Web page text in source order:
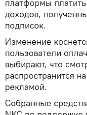
платформы
доходов,
подписок.
Изменение
пользователи
выбирают, что
распространится
рекламой.
Собранные